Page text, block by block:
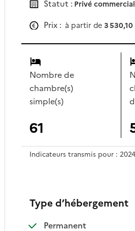
Statut : Privé commercial
Prix : à partir de 3
Nombre de
chambre(s)
simple(s)
61
Indicateurs transmis pour : 2024
Type d’hébergement
Permanent: disponible